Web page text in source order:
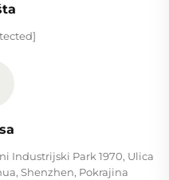
Industrijski Park 1970, Ulica
Shenzhen, Pokrajina